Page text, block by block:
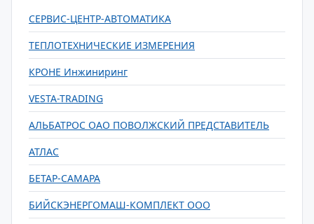
СЕРВИС-ЦЕНТР-АВТОМАТИКА
ТЕПЛОТЕХНИЧЕСКИЕ ИЗМЕРЕНИЯ
КРОНЕ Инжиниринг
VESTA-TRADING
АЛЬБАТРОС ОАО ПОВОЛЖСКИЙ ПРЕДСТАВИТЕЛЬ
АТЛАС
БЕТАР-САМАРА
БИЙСКЭНЕРГОМАШ-КОМПЛЕКТ ООО